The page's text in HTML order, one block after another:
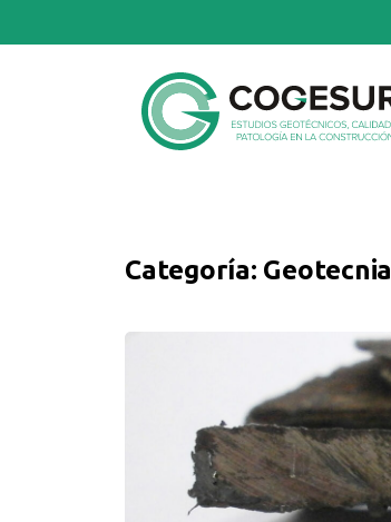
Categoría: Geotecnia